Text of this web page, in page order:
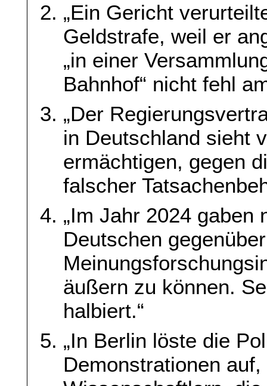
„Ein Gericht
Geldstrafe, weil er
„in einer
Bahnhof“ nicht fehl
„Der
in Deutschland sieht
ermächtigen, gegen
falscher
„Im Jahr 2024 gaben
Deutschen
äußern zu können.
halbiert.“
„In Berlin löste die
Demonstrationen